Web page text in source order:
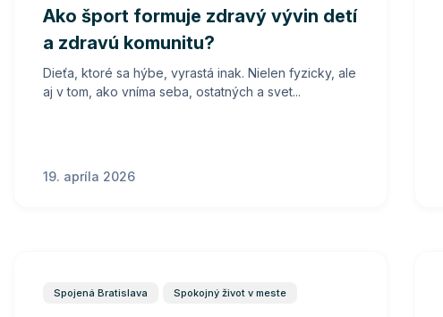
Ako šport formuje zdravý vývin detí
a zdravú komunitu?
Dieťa, ktoré sa hýbe, vyrastá inak. Nielen fyzicky, ale
aj v tom, ako vníma seba, ostatných a svet...
19. apríla 2026
Spojená Bratislava Spokojný život v meste